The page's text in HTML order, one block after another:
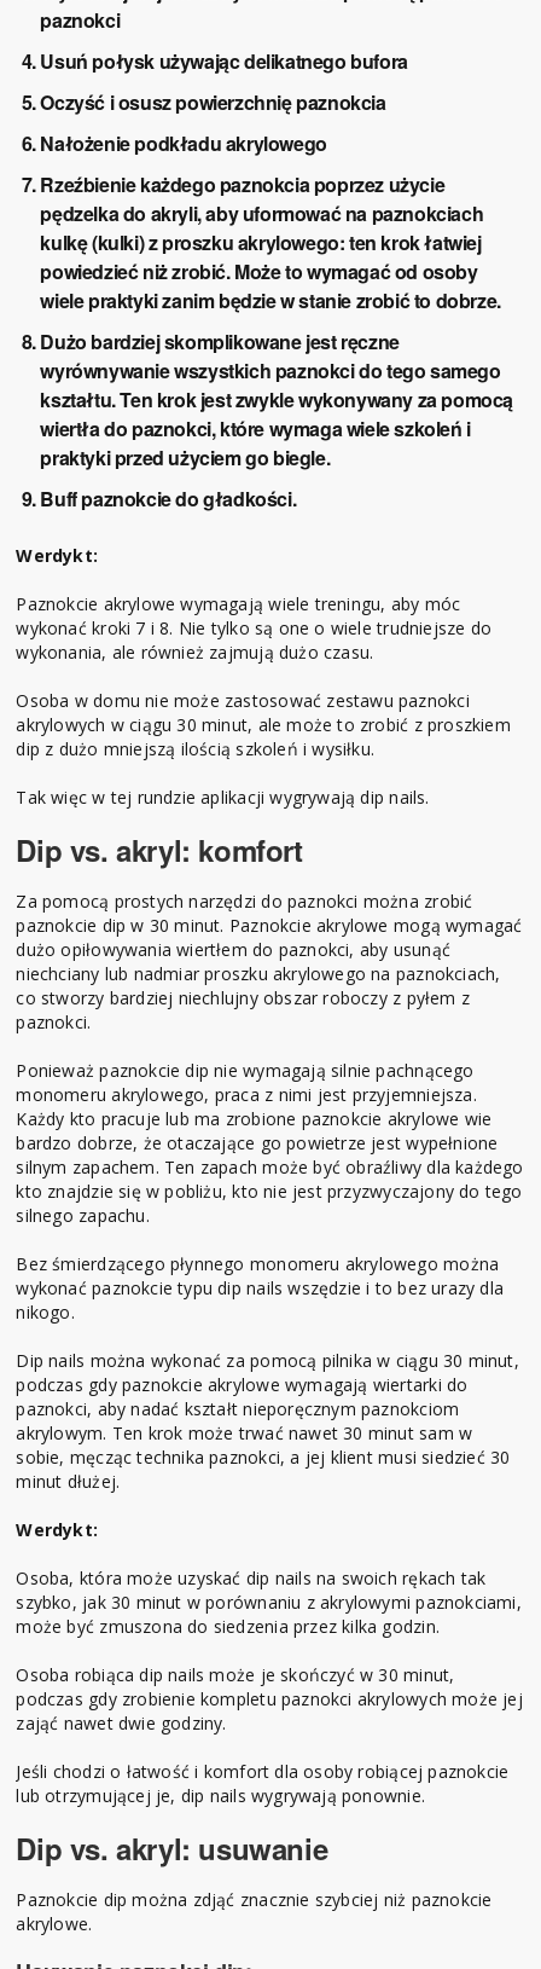
paznokci
Usuń połysk używając delikatnego bufora
Oczyść i osusz powierzchnię paznokcia
Nałożenie podkładu akrylowego
Rzeźbienie każdego paznokcia poprzez użycie
pędzelka do akryli, aby uformować na paznokciach
kulkę (kulki) z proszku akrylowego: ten krok łatwiej
powiedzieć niż zrobić. Może to wymagać od osoby
wiele praktyki zanim będzie w stanie zrobić to dobrze.
Dużo bardziej skomplikowane jest ręczne
wyrównywanie wszystkich paznokci do tego samego
kształtu. Ten krok jest zwykle wykonywany za pomocą
wiertła do paznokci, które wymaga wiele szkoleń i
praktyki przed użyciem go biegle.
Buff paznokcie do gładkości.
Werdykt:
Paznokcie akrylowe wymagają wiele treningu, aby móc
wykonać kroki 7 i 8. Nie tylko są one o wiele trudniejsze do
wykonania, ale również zajmują dużo czasu.
Osoba w domu nie może zastosować zestawu paznokci
akrylowych w ciągu 30 minut, ale może to zrobić z proszkiem
dip z dużo mniejszą ilością szkoleń i wysiłku.
Tak więc w tej rundzie aplikacji wygrywają dip nails.
Dip vs. akryl: komfort
Za pomocą prostych narzędzi do paznokci można zrobić
paznokcie dip w 30 minut. Paznokcie akrylowe mogą wymagać
dużo opiłowywania wiertłem do paznokci, aby usunąć
niechciany lub nadmiar proszku akrylowego na paznokciach,
co stworzy bardziej niechlujny obszar roboczy z pyłem z
paznokci.
Ponieważ paznokcie dip nie wymagają silnie pachnącego
monomeru akrylowego, praca z nimi jest przyjemniejsza.
Każdy kto pracuje lub ma zrobione paznokcie akrylowe wie
bardzo dobrze, że otaczające go powietrze jest wypełnione
silnym zapachem. Ten zapach może być obraźliwy dla każdego
kto znajdzie się w pobliżu, kto nie jest przyzwyczajony do tego
silnego zapachu.
Bez śmierdzącego płynnego monomeru akrylowego można
wykonać paznokcie typu dip nails wszędzie i to bez urazy dla
nikogo.
Dip nails można wykonać za pomocą pilnika w ciągu 30 minut,
podczas gdy paznokcie akrylowe wymagają wiertarki do
paznokci, aby nadać kształt nieporęcznym paznokciom
akrylowym. Ten krok może trwać nawet 30 minut sam w
sobie, męcząc technika paznokci, a jej klient musi siedzieć 30
minut dłużej.
Werdykt:
Osoba, która może uzyskać dip nails na swoich rękach tak
szybko, jak 30 minut w porównaniu z akrylowymi paznokciami,
może być zmuszona do siedzenia przez kilka godzin.
Osoba robiąca dip nails może je skończyć w 30 minut,
podczas gdy zrobienie kompletu paznokci akrylowych może jej
zająć nawet dwie godziny.
Jeśli chodzi o łatwość i komfort dla osoby robiącej paznokcie
lub otrzymującej je, dip nails wygrywają ponownie.
Dip vs. akryl: usuwanie
Paznokcie dip można zdjąć znacznie szybciej niż paznokcie
akrylowe.